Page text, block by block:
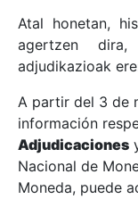
Erakutsi/
Erakutsi/
Erakutsi/
Erakutsi/
Atal honetan,
agertzen
adjudikazioak
A partir del 3 de
información
Adjudicaciones
Nacional de
Moneda, puede